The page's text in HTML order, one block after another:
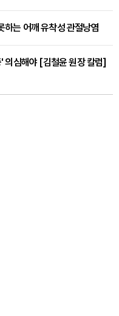
는 어깨 유착성 관절낭염
의심해야 [김철윤 원장 칼럼]